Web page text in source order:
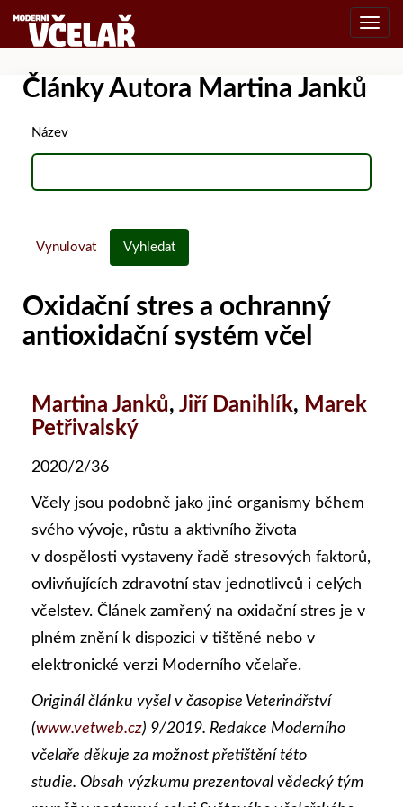
Články Autora Martina Janků
Název
Vynulovat Vyhledat
Oxidační stres a ochranný
antioxidační systém včel
Martina Janků, Jiří Danihlík, Marek
Petřivalský
2020/2/36
Včely jsou podobně jako jiné organismy během
svého vývoje, růstu a aktivního života
v dospělosti vystaveny řadě stresových faktorů,
ovlivňujících zdravotní stav jednotlivců i celých
včelstev. Článek zamřený na oxidační stres je v
plném znění k dispozici v tištěné nebo v
elektronické verzi Moderního včelaře.
Originál článku vyšel v časopise Veterinářství
(www.vetweb.cz) 9/2019. Redakce Moderního
včelaře děkuje za možnost přetištění této
studie. Obsah výzkumu prezentoval vědecký tým